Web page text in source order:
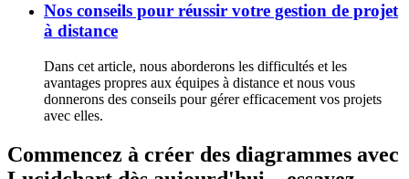
Nos conseils pour réussir votre gestion de projet
à distance
Dans cet article, nous aborderons les difficultés et les
avantages propres aux équipes à distance et nous vous
donnerons des conseils pour gérer efficacement vos projets
avec elles.
Commencez à créer des diagrammes avec